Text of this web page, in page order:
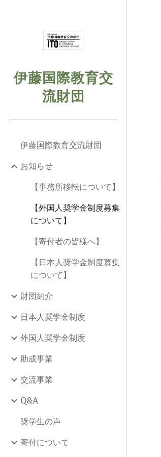
伊藤国際教育交
流財団
伊藤国際教育交流財団
お知らせ
【事務所移転について】
【外国人奨学金制度募集
について】
【寄付者の皆様へ】
【日本人奨学金制度募集
について】
財団紹介
日本人奨学金制度
外国人奨学金制度
助成事業
交流事業
Q&A
奨学生の声
寄付について